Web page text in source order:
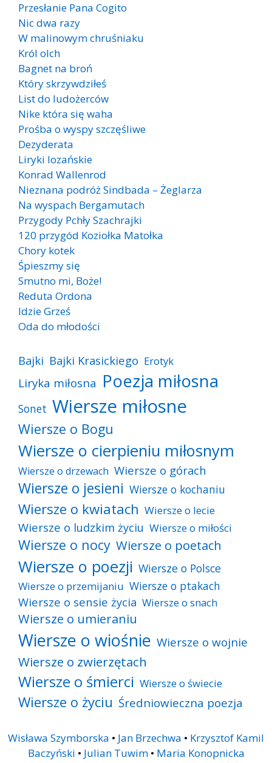
Przesłanie Pana Cogito
Nic dwa razy
W malinowym chruśniaku
Król olch
Bagnet na broń
Który skrzywdziłeś
List do ludożerców
Nike która się waha
Prośba o wyspy szczęśliwe
Dezyderata
Liryki lozańskie
Konrad Wallenrod
Nieznana podróż Sindbada – Żeglarza
Na wyspach Bergamutach
Przygody Pchły Szachrajki
120 przygód Koziołka Matołka
Chory kotek
Śpieszmy się
Smutno mi, Boże!
Reduta Ordona
Idzie Grześ
Oda do młodości
Bajki Bajki Krasickiego Erotyk
Liryka miłosna Poezja miłosna
Sonet Wiersze miłosne
Wiersze o Bogu
Wiersze o cierpieniu miłosnym
Wiersze o drzewach Wiersze o górach
Wiersze o jesieni Wiersze o kochaniu
Wiersze o kwiatach Wiersze o lecie
Wiersze o ludzkim życiu Wiersze o miłości
Wiersze o nocy Wiersze o poetach
Wiersze o poezji Wiersze o Polsce
Wiersze o przemijaniu Wiersze o ptakach
Wiersze o sensie życia Wiersze o snach
Wiersze o umieraniu
Wiersze o wiośnie Wiersze o wojnie
Wiersze o zwierzętach
Wiersze o śmierci Wiersze o świecie
Wiersze o życiu Średniowieczna poezja
Wisława Szymborska • Jan Brzechwa • Krzysztof Kamil
Baczyński • Julian Tuwim• Maria Konopnicka